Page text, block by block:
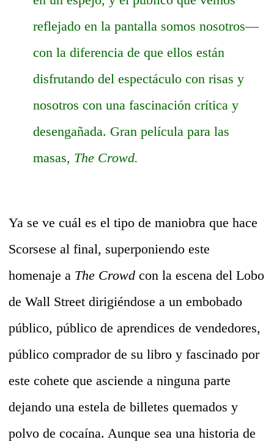
reflejado en la pantalla somos nosotros—
con la diferencia de que ellos están
disfrutando del espectáculo con risas y
nosotros con una fascinación crítica y
desengañada. Gran película para las
masas, The Crowd.
Ya se ve cuál es el tipo de maniobra que hace
Scorsese al final, superponiendo este
homenaje a The Crowd con la escena del Lobo
de Wall Street dirigiéndose a un embobado
público, público de aprendices de vendedores,
público comprador de su libro y fascinado por
este cohete que asciende a ninguna parte
dejando una estela de billetes quemados y
polvo de cocaína. Aunque sea una historia de